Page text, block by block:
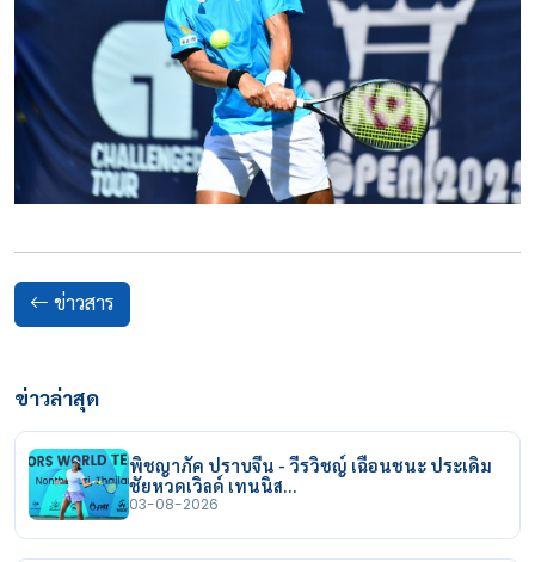
ข่าวสาร
ข่าวล่าสุด
พิชญาภัค ปราบจีน - วีรวิชญ์ เฉือนชนะ ประเดิม
ชัยหวดเวิลด์ เทนนิส…
03-08-2026